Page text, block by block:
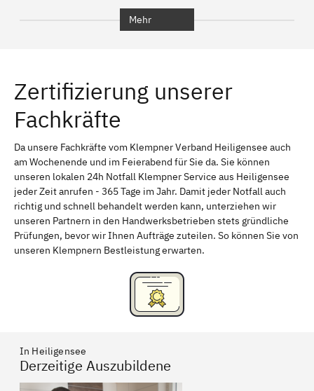
Friedrichshain-Kreuzberg Mahlsdorf
Gesundbrunnen
Niederschönhausen Marzahn
Kaulsdorf Hellersdorf
Mehr
Zertifizierung unserer
Fachkräfte
Da unsere Fachkräfte vom Klempner Verband Heiligensee auch
am Wochenende und im Feierabend für Sie da. Sie können
unseren lokalen 24h Notfall Klempner Service aus Heiligensee
jeder Zeit anrufen - 365 Tage im Jahr. Damit jeder Notfall auch
richtig und schnell behandelt werden kann, unterziehen wir
unseren Partnern in den Handwerksbetrieben stets gründliche
Prüfungen, bevor wir Ihnen Aufträge zuteilen. So können Sie von
unseren Klempnern Bestleistung erwarten.
In Heiligensee
Derzeitige Auszubildene